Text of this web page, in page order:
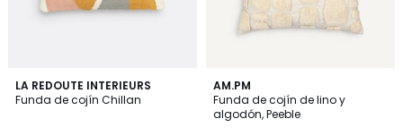
LA REDOUTE INTERIEURS
Funda de cojín Chillan
3,9
/ 5
AM.PM
Funda de cojín de lino y
algodón, Peeble
4,8
/ 5